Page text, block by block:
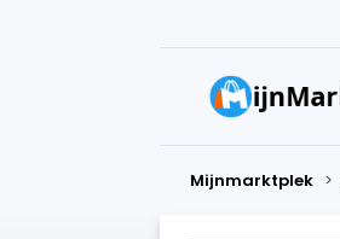
Mijnmarktplek >